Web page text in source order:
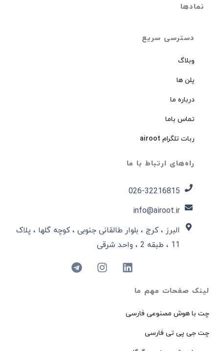
لینک صفحات مهم ما
چت با هوش مصنوعی فارسی
چت جی پی تی فارسی
دسترسی سریع
وبلاگ
پلن ها
درباره ما
تماس باما
ربات تلگرام airoot
راه‌های ارتباط با ما
026-32216815​
info@airoot.ir
البرز ، کرج ، بلوار طالقانی جنوبی ، کوچه گلها ، پلاک
11 ، طبقه 2 ، واحد شرقی
نمادها